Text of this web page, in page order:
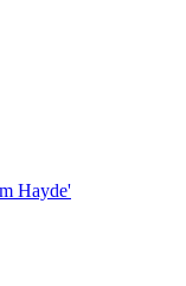
Hayde'